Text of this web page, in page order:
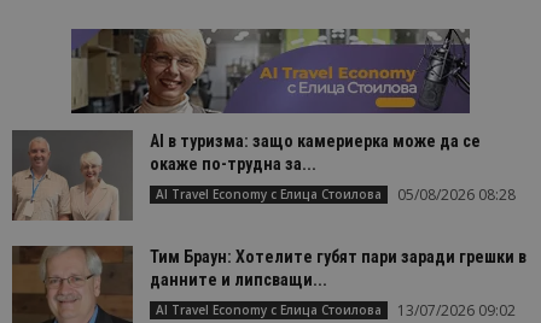
AI в туризма: защо камериерка може да се
окаже по-трудна за...
AI Travel Economy с Елица Стоилова 05/08/2026 08:28
Тим Браун: Хотелите губят пари заради грешки в
данните и липсващи...
AI Travel Economy с Елица Стоилова 13/07/2026 09:02